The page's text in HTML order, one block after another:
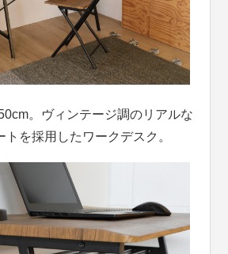
。ヴィンテージ調のリアルな
を採用したワークデスク。